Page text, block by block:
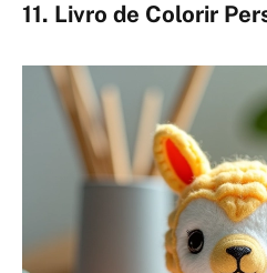
11. Livro de Colorir